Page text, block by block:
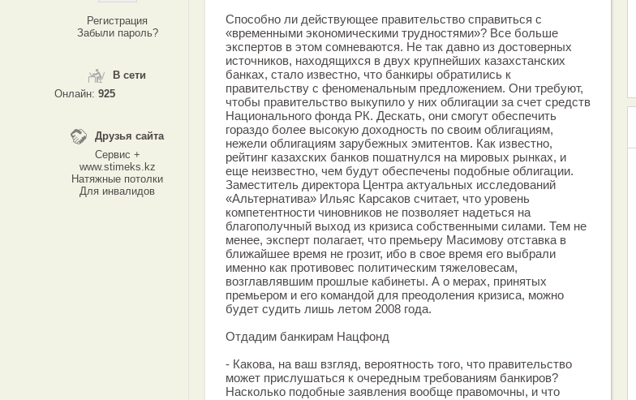
Регистрация
Забыли пароль?
В сети
Онлайн: 925
Друзья сайта
Сервис +
www.stimeks.kz
Натяжные потолки
Для инвалидов
Способно ли действующее правительство справиться с
«временными экономическими трудностями»? Все больше
экспертов в этом сомневаются. Не так давно из достоверных
источников, находящихся в двух крупнейших казахстанских
банках, стало известно, что банкиры обратились к
правительству с феноменальным предложением. Они требуют,
чтобы правительство выкупило у них облигации за счет средств
Национального фонда РК. Дескать, они смогут обеспечить
гораздо более высокую доходность по своим облигациям,
нежели облигациям зарубежных эмитентов. Как известно,
рейтинг казахских банков пошатнулся на мировых рынках, и
еще неизвестно, чем будут обеспечены подобные облигации.
Заместитель директора Центра актуальных исследований
«Альтернатива» Ильяс Карсаков считает, что уровень
компетентности чиновников не позволяет надеться на
благополучный выход из кризиса собственными силами. Тем не
менее, эксперт полагает, что премьеру Масимову отставка в
ближайшее время не грозит, ибо в свое время его выбрали
именно как противовес политическим тяжеловесам,
возглавлявшим прошлые кабинеты. А о мерах, принятых
премьером и его командой для преодоления кризиса, можно
будет судить лишь летом 2008 года.
Отдадим банкирам Нацфонд
- Какова, на ваш взгляд, вероятность того, что правительство
может прислушаться к очередным требованиям банкиров?
Насколько подобные заявления вообще правомочны, и что